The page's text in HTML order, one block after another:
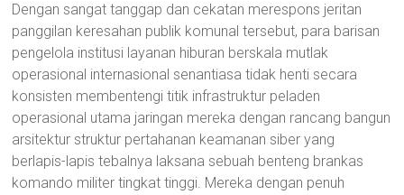
Dengan sangat tanggap dan cekatan merespons jeritan
panggilan keresahan publik komunal tersebut, para barisan
pengelola institusi layanan hiburan berskala mutlak
operasional internasional senantiasa tidak henti secara
konsisten membentengi titik infrastruktur peladen
operasional utama jaringan mereka dengan rancang bangun
arsitektur struktur pertahanan keamanan siber yang
berlapis-lapis tebalnya laksana sebuah benteng brankas
komando militer tingkat tinggi. Mereka dengan penuh